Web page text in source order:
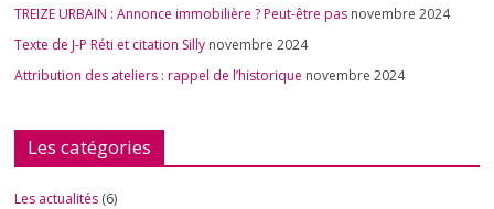
TREIZE URBAIN : Annonce immobilière ? Peut-être pas novembre 2024
Texte de J-P Réti et citation Silly novembre 2024
Attribution des ateliers : rappel de l’historique novembre 2024
Les catégories
Les actualités (6)